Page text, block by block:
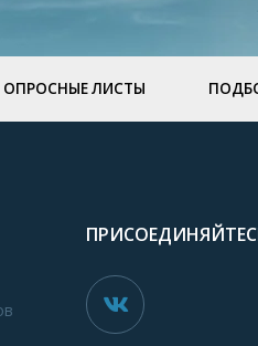
ОПРОСНЫЕ ЛИСТЫ